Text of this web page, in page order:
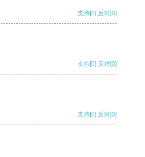
支持[0] 反对[0]
支持[0] 反对[0]
支持[0] 反对[0]